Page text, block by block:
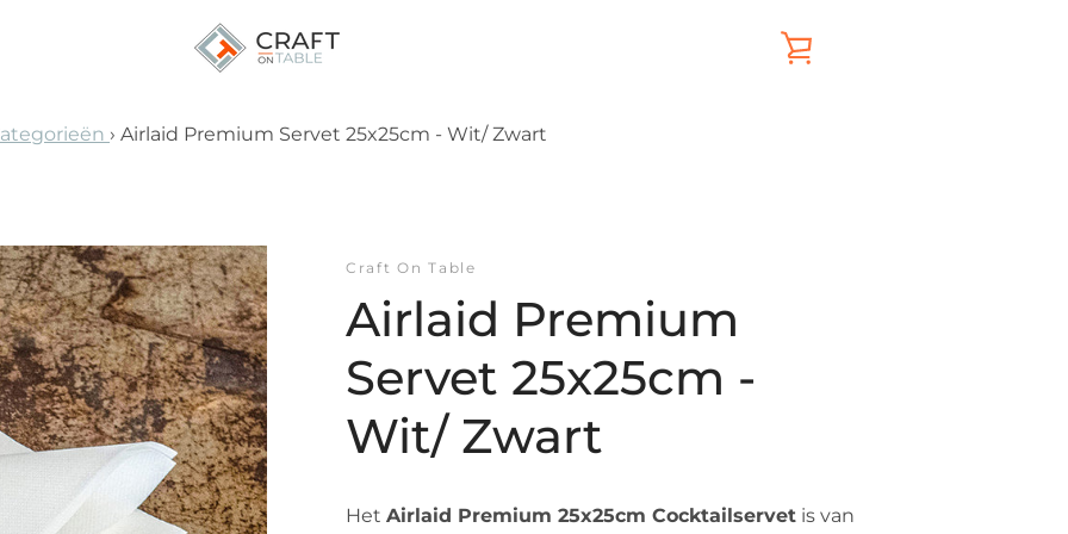
› Airlaid Premium Servet 25x25cm - Wit/ Zwart
Craft On Table
Airlaid Premium
Servet 25x25cm -
Wit/ Zwart
Het Airlaid Premium 25x25cm Cocktailservetis van